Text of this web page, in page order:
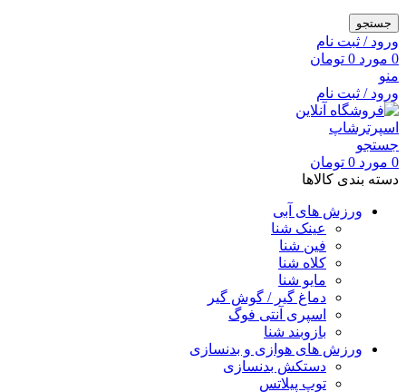
جستجو
ورود / ثبت نام
0 مورد 0 تومان
منو
ورود / ثبت نام
جستجو
0 مورد 0 تومان
دسته بندی کالاها
ورزش های آبی
عینک شنا
فین شنا
کلاه شنا
مایو شنا
دماغ گیر / گوش گیر
اسپری آنتی فوگ
بازوبند شنا
ورزش های هوازی و بدنسازی
دستکش بدنسازی
توپ پیلاتس